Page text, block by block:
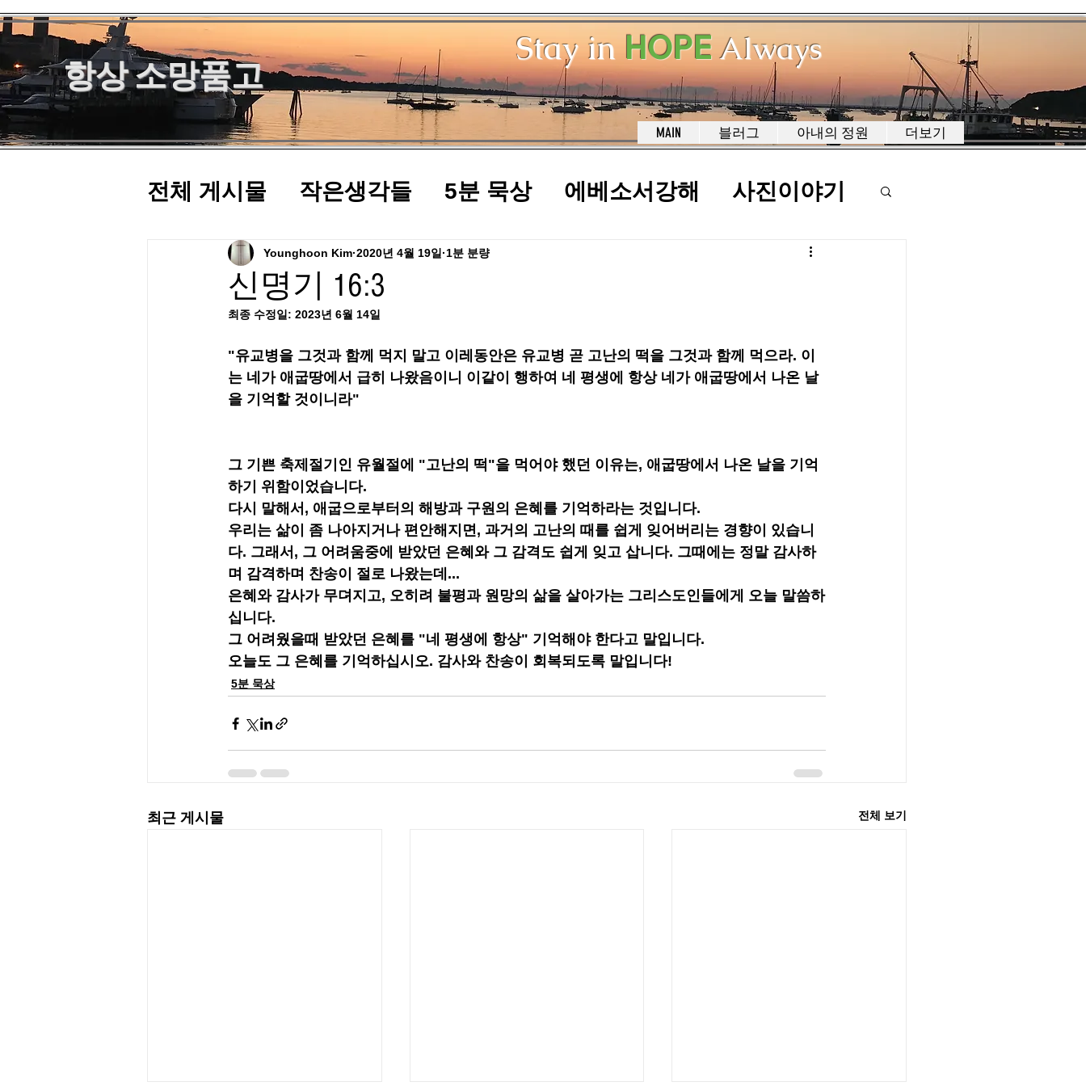
항상 소망품고
Stay in HOPE Always
MAIN 블러그 아내의 정원 더보기
전체 게시물 작은생각들 5분 묵상 에베소서강해 사진이야기
10분설교
신명기 16:3
Younghoon Kim 2020년 4월 19일 1분 분량
최종 수정일: 2023년 6월 14일
"유교병을 그것과 함께 먹지 말고 이레동안은 유교병 곧 고난의 떡을 그것과 함께 먹으라. 이
는 네가 애굽땅에서 급히 나왔음이니 이같이 행하여 네 평생에 항상 네가 애굽땅에서 나온 날
을 기억할 것이니라"
그 기쁜 축제절기인 유월절에 "고난의 떡"을 먹어야 했던 이유는, 애굽땅에서 나온 날을 기억
하기 위함이었습니다.
다시 말해서, 애굽으로부터의 해방과 구원의 은혜를 기억하라는 것입니다.
우리는 삶이 좀 나아지거나 편안해지면, 과거의 고난의 때를 쉽게 잊어버리는 경향이 있습니
다. 그래서, 그 어려움중에 받았던 은혜와 그 감격도 쉽게 잊고 삽니다. 그때에는 정말 감사하
며 감격하며 찬송이 절로 나왔는데...
은혜와 감사가 무뎌지고, 오히려 불평과 원망의 삶을 살아가는 그리스도인들에게 오늘 말씀하
십니다.
그 어려웠을때 받았던 은혜를 "네 평생에 항상" 기억해야 한다고 말입니다.
오늘도 그 은혜를 기억하십시오. 감사와 찬송이 회복되도록 말입니다!
5분 묵상
최근 게시물 전체 보기